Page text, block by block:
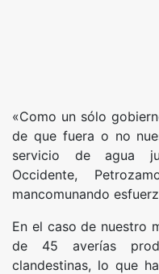
«Como un sólo
de que fuera o no
servicio de agua
Occidente,
mancomunando
En el caso de nuestro
de 45 averías
clandestinas, lo que